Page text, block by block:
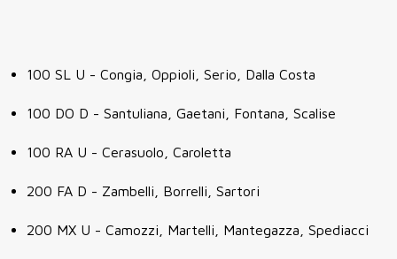
100 SL U - Congia, Oppioli, Serio, Dalla Costa
100 DO D - Santuliana, Gaetani, Fontana, Scalise
100 RA U - Cerasuolo, Caroletta
200 FA D - Zambelli, Borrelli, Sartori
200 MX U - Camozzi, Martelli, Mantegazza, Spediacci